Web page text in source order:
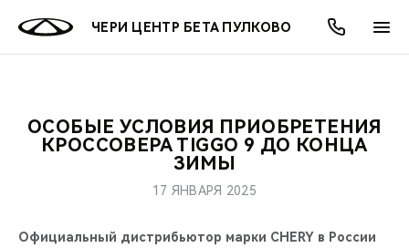
ЧЕРИ ЦЕНТР БЕТА ПУЛКОВО
МОДЕЛИ
КРОССОВЕРЫ
ПОКУПАТЕЛЯМ
ВЛАДЕЛЬЦАМ
МИР CHERY
АКЦИИ
ОНЛАЙН СЕРВИСЫ
О КОМПАНИИ
ОСОБЫЕ УСЛОВИЯ ПРИОБРЕТЕНИЯ
КРОССОВЕРА TIGGO 9 ДО КОНЦА
ЗИМЫ
17 ЯНВАРЯ 2025
Официальный дистрибьютор марки CHERY в России